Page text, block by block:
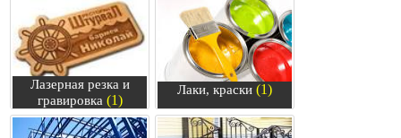
Лазерная резка и
гравировка (1)
Лаки, краски (1)